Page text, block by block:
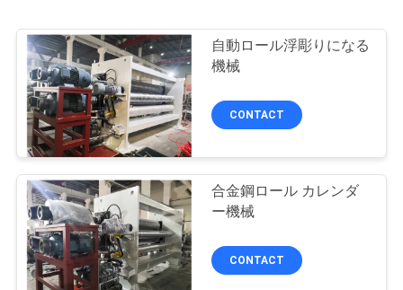
自動ロール浮彫りになる
機械
CONTACT
合金鋼ロール カレンダ
ー機械
CONTACT